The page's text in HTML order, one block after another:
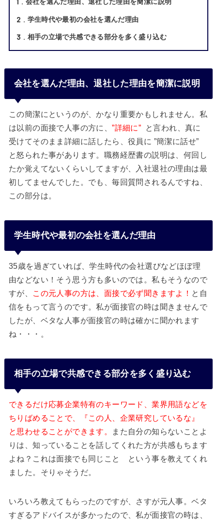
1 会社を選んだ理由、退社した理由を簡潔に説明
2 学生時代や最初の会社を選んだ理由
3 相手の立場で共感できる部分を多く盛り込む
会社を選んだ理由、退社した理由を簡潔に説明
この簡潔にというのが、かなり重要かもしれません。私
は以前の面接で人事の方に、”詳細に” と言われ、真に
受けてそのまま詳細に話したら、役員に ”簡潔に話せ”
と怒られた事があります。職務経歴書の説明は、何回し
たか覚えてないくらいしてますが、入社退社の理由は最
初してませんでした。でも、毎回質問されるんですね、
この部分は。
学生時代や最初の会社を選んだ理由
35歳を過ぎていれば、学生時代の会社選びなどほぼ理
由などない！そう思う方も多いのでは。私もそうなので
すが、
この元人事の方は、面接で必ず聞きますよ！ と自
信をもって言うのです。私が面接官の時は聞きませんで
したが、ベタな人事が面接官の時は確かに聞かれます
ね・・・。
相手の立場で共感できる部分を多く盛り込む
できるだけ応募企業特有のキーワード、業界用語などを
ちりばめることで、『この人、企業研究しているな』
と思わせることができます。
また自分の知らないことよ
りは、知っていることを話してくれた方が共感もちます
よね？これは面接でも同じこと という事を教えてくれ
ました。そりゃそうだ。
いろいろ教えてもらったのですが、さすが元人事。ベタ
すぎるアドバイスが多かったので、私が面接官の時は、